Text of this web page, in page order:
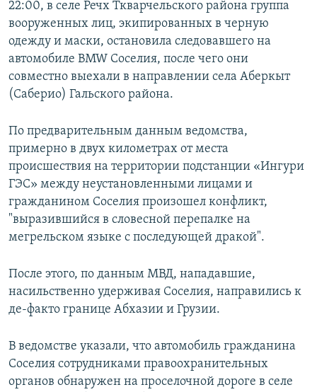
22:00, в селе Речх Ткварчельского района группа
вооруженных лиц, экипированных в черную
одежду и маски, остановила следовавшего на
автомобиле BMW Соселия, после чего они
совместно выехали в направлении села Аберкыт
(Саберио) Гальского района.
По предварительным данным ведомства,
примерно в двух километрах от места
происшествия на территории подстанции «Ингури
ГЭС» между неустановленными лицами и
гражданином Соселия произошел конфликт,
"выразившийся в словесной перепалке на
мегрельском языке с последующей дракой".
После этого, по данным МВД, нападавшие,
насильственно удерживая Соселия, направились к
де-факто границе Абхазии и Грузии.
В ведомстве указали, что автомобиль гражданина
Соселия сотрудниками правоохранительных
органов обнаружен на проселочной дороге в селе